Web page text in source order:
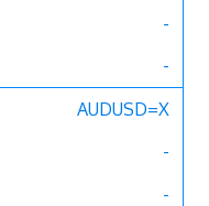
-
-
AUDUSD=X
-
-